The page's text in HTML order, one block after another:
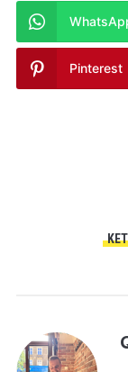
Pinterest